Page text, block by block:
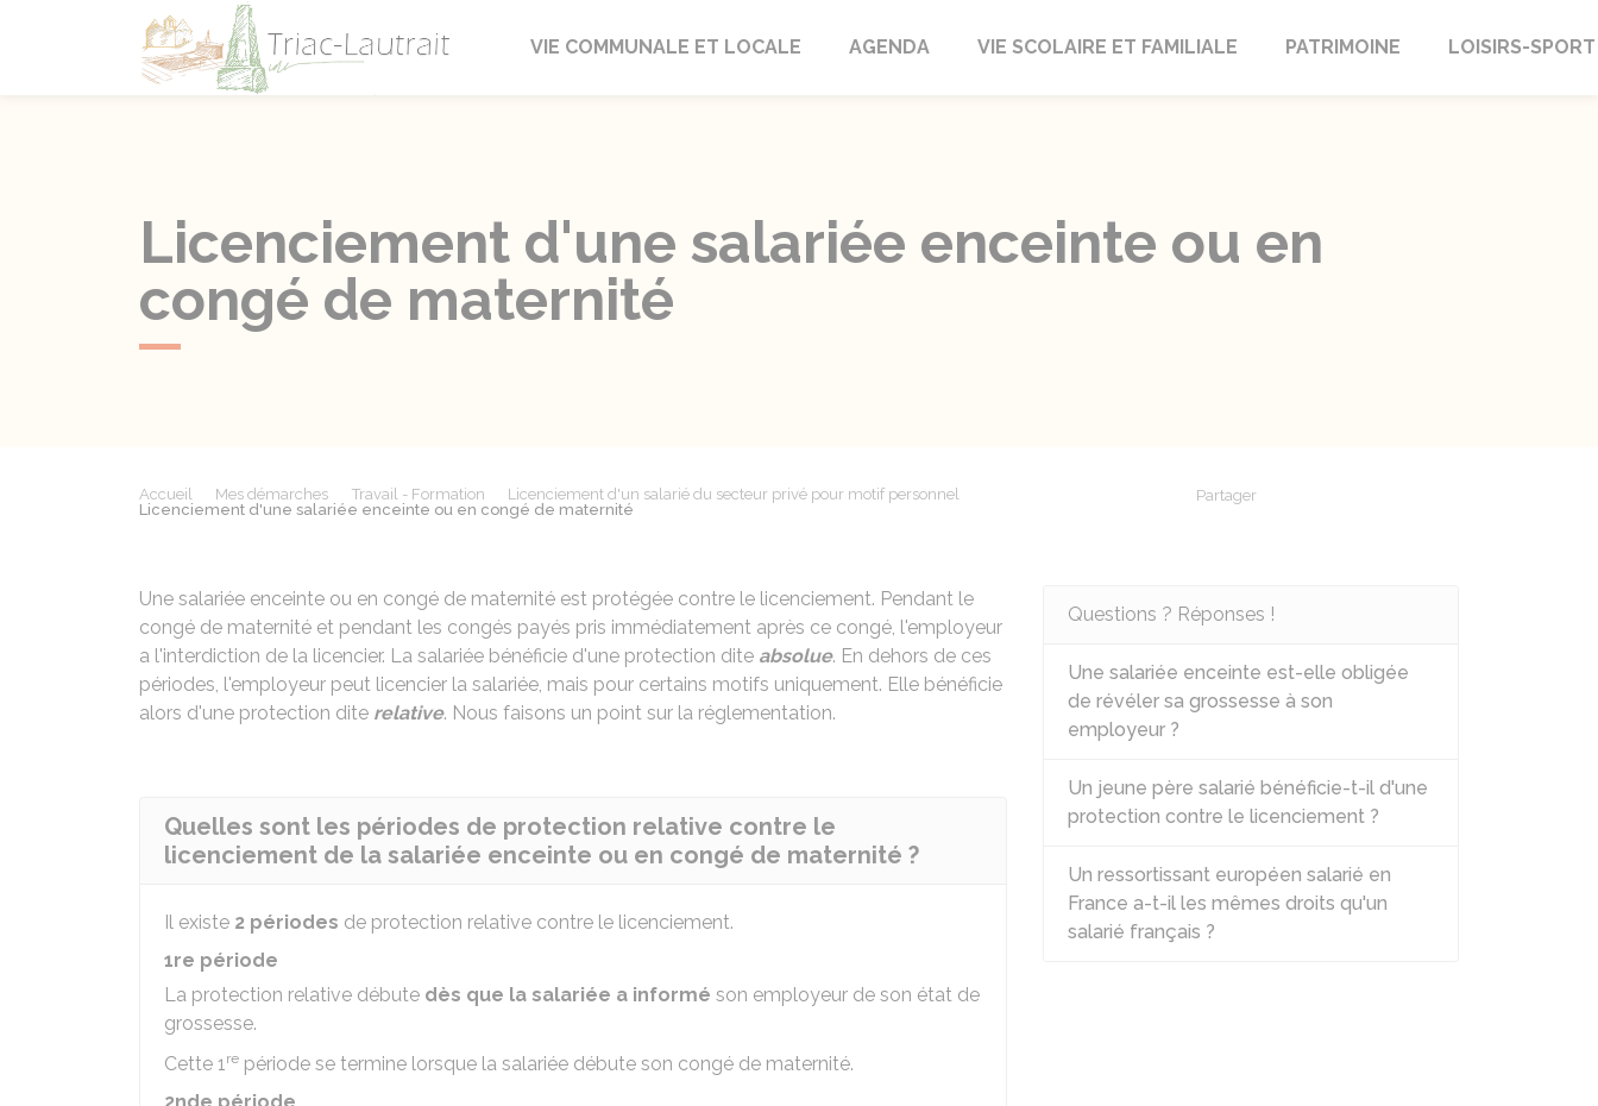
Triac-Lautrait
VIE COMMUNALE ET LOCALE AGENDA VIE SCOLAIRE ET FAMILIALE PATRIMOINE LOISIRS-SPORT
Licenciement d'une salariée enceinte ou en
congé de maternité
Accueil Mes démarches Travail - Formation
Licenciement d'un salarié du secteur privé pour motif personnel
Licenciement d'une salariée enceinte ou en congé de maternité
Partager
Une salariée enceinte ou en congé de maternité est protégée contre le licenciement. Pendant le
congé de maternité et pendant les congés payés pris immédiatement après ce congé, l'employeur
a l'interdiction de la licencier. La salariée bénéficie d'une protection dite absolue. En dehors de ces
périodes, l'employeur peut licencier la salariée, mais pour certains motifs uniquement. Elle bénéficie
alors d'une protection dite relative. Nous faisons un point sur la réglementation.
Quelles sont les périodes de protection relative contre le
licenciement de la salariée enceinte ou en congé de maternité ?
Il existe 2 périodes de protection relative contre le licenciement.
1re période
La protection relative débute dès que la salariée a informé son employeur de son état de
grossesse.
Cette 1re période se termine lorsque la salariée débute son congé de maternité.
Questions ? Réponses !
Une salariée enceinte est-elle obligée
de révéler sa grossesse à son
employeur ?
Un jeune père salarié bénéficie-t-il d'une
protection contre le licenciement ?
Un ressortissant européen salarié en
France a-t-il les mêmes droits qu'un
salarié français ?